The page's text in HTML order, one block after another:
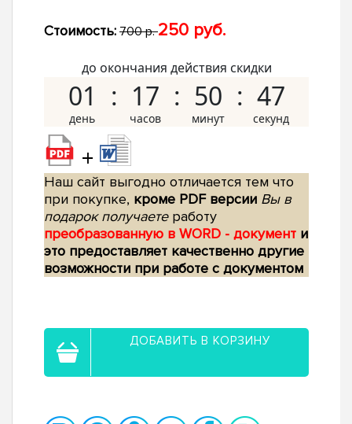
Стоимость: 700 р.250 руб.
до окончания действия скидки
01 17 50 46
+
Наш сайт выгодно отличается тем что
при покупке, кроме PDF версии Вы в
подарок получаетеработу
преобразованную в WORD - документ и
это предоставляет качественно другие
возможности при работе с документом
ДОБАВИТЬ В КОРЗИНУ